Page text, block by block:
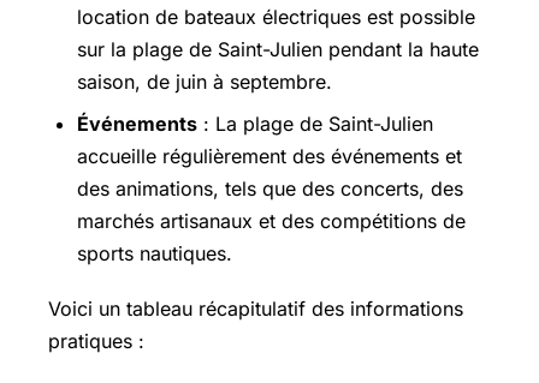
location de bateaux électriques est possible
sur la plage de Saint-Julien pendant la haute
saison, de juin à septembre.
Événements : La plage de Saint-Julien
accueille régulièrement des événements et
des animations, tels que des concerts, des
marchés artisanaux et des compétitions de
sports nautiques.
Voici un tableau récapitulatif des informations
pratiques :